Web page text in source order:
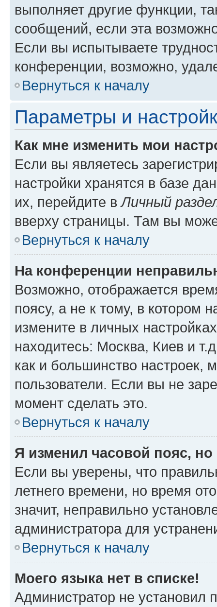
выполняет другие функции,
сообщений, если эта
Если вы испытываете
конференции, возможно,
Вернуться к началу
Параметры и
Как мне изменить мои
Если вы являетесь
настройки хранятся в базе
их, перейдите вЛичный
вверху страницы. Там вы
Вернуться к началу
На конференции
Возможно, отображается
поясу, а не к тому, в котором
измените в личных
находитесь: Москва, Киев и
как и большинство настроек,
пользователи. Если вы не
момент сделать это.
Вернуться к началу
Я изменил часовой пояс,
Если вы уверены, что
летнего времени, но время
значит, неправильно
администратора для
Вернуться к началу
Моего языка нет в списке!
Администратор не установил